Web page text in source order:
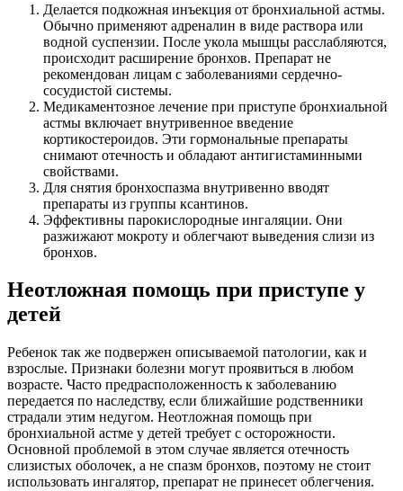
Делается подкожная инъекция от бронхиальной астмы.
Обычно применяют адреналин в виде раствора или
водной суспензии. После укола мышцы расслабляются,
происходит расширение бронхов. Препарат не
рекомендован лицам с заболеваниями сердечно-
сосудистой системы.
Медикаментозное лечение при приступе бронхиальной
астмы включает внутривенное введение
кортикостероидов. Эти гормональные препараты
снимают отечность и обладают антигистаминными
свойствами.
Для снятия бронхоспазма внутривенно вводят
препараты из группы ксантинов.
Эффективны парокислородные ингаляции. Они
разжижают мокроту и облегчают выведения слизи из
бронхов.
Неотложная помощь при приступе у
детей
Ребенок так же подвержен описываемой патологии, как и
взрослые. Признаки болезни могут проявиться в любом
возрасте. Часто предрасположенность к заболеванию
передается по наследству, если ближайшие родственники
страдали этим недугом. Неотложная помощь при
бронхиальной астме у детей требует с осторожности.
Основной проблемой в этом случае является отечность
слизистых оболочек, а не спазм бронхов, поэтому не стоит
использовать ингалятор, препарат не принесет облегчения.